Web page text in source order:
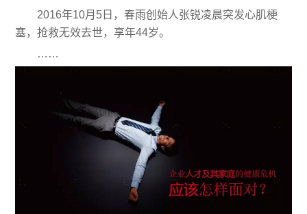
2016年10月5日，春雨创始人张锐凌晨突发心肌梗
塞，抢救无效去世，享年44岁。
……